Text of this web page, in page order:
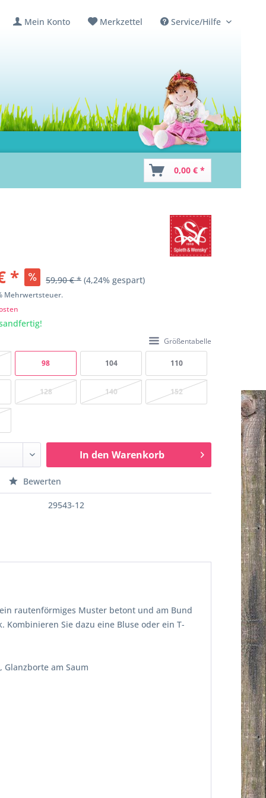
Mein Konto Merkzettel Service/Hilfe
0,00 € *
* 59,90 € * (4,24% gespart)
Mehrwertsteuer.
Größentabelle
98 104 110
128 140 152
In den Warenkorb
Bewerten
29543-12
rautenförmiges Muster betont und am Bund
Kombinieren Sie dazu eine Bluse oder ein T-
am Saum